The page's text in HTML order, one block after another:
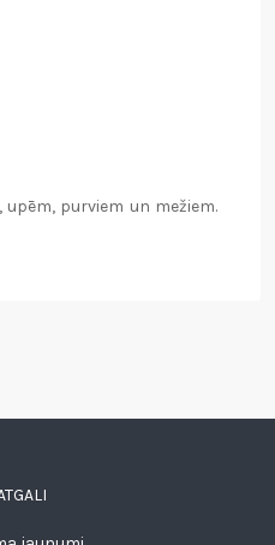
purviem un mežiem.